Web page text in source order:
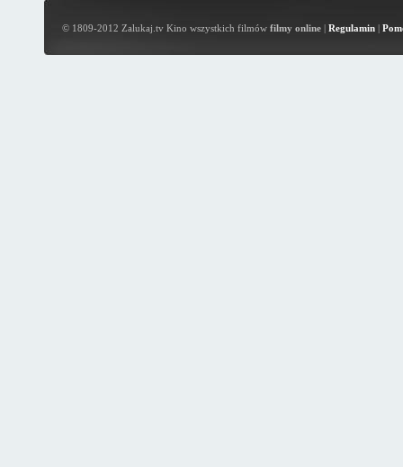
© 1809-2012 Zalukaj.tv Kino wszystkich filmów filmy online| Regulamin|